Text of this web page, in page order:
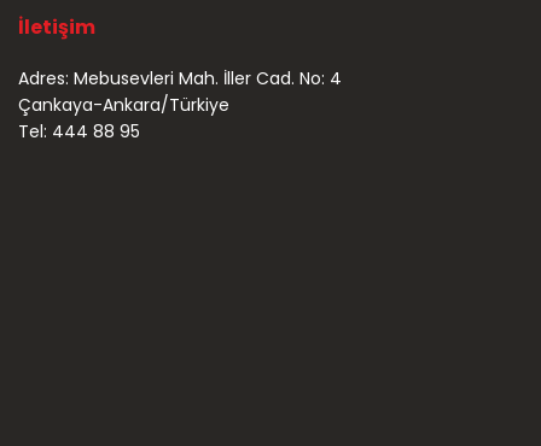
İletişim
Adres: Mebusevleri Mah. İller Cad. No: 4
Çankaya-Ankara/Türkiye
Tel: 444 88 95